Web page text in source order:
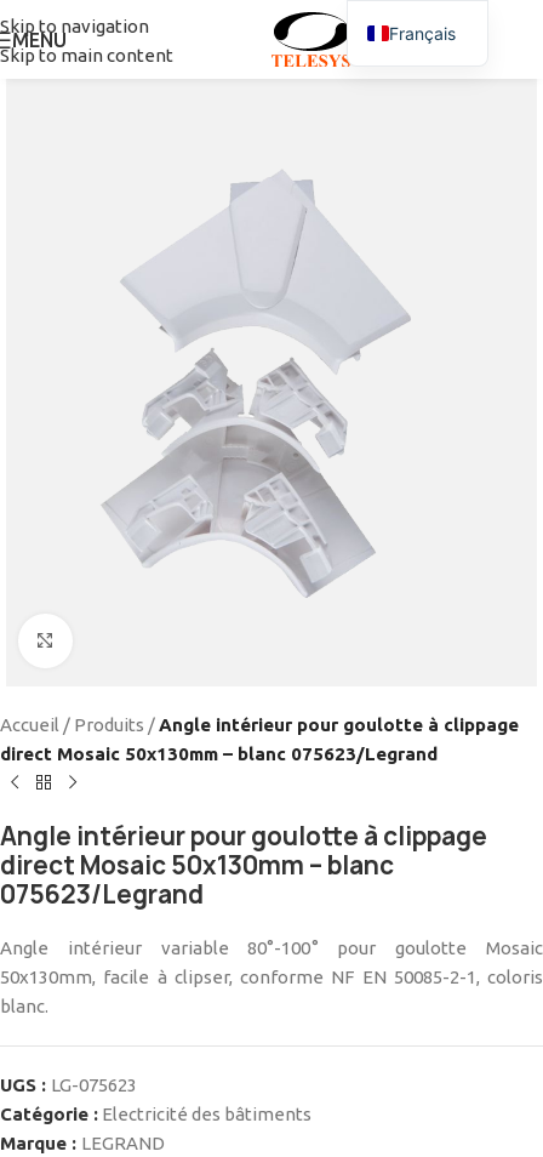
Skip to navigation
Skip to main content
MENU
Accueil / Produits /Angle intérieur pour goulotte à clippage
direct Mosaic 50x130mm – blanc 075623/Legrand
Angle intérieur pour goulotte à clippage
direct Mosaic 50x130mm – blanc
075623/Legrand
Angle intérieur variable 80°-100° pour goulotte Mosaic
50x130mm, facile à clipser, conforme NF EN 50085-2-1, coloris
blanc.
UGS : LG-075623
Catégorie : Electricité des bâtiments
Marque : LEGRAND
Français